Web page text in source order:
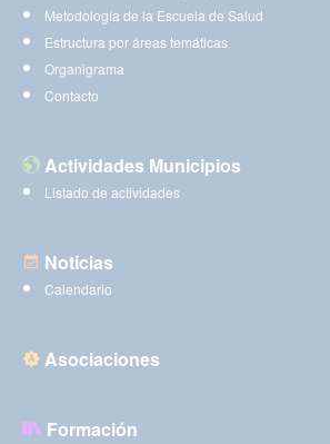
Metodología de la Escuela de Salud
Estructura por áreas temáticas
Organigrama
Contacto
Actividades Municipios
Listado de actividades
Noticias
Calendario
Asociaciones
Formación